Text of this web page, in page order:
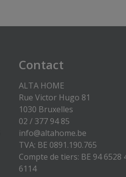
Contact
ALTA HOME
Rue Victor Hugo 81
1030 Bruxelles
02 / 377 94 85
info@altahome.be
TVA: BE 0891.190.765
Compte de tiers: BE 94 6528
6114